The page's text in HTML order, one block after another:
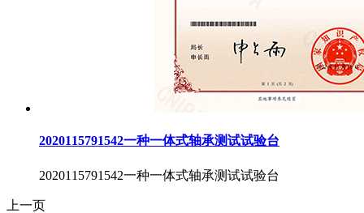
2020115791542一种一体式轴承测试试验台
2020115791542一种一体式轴承测试试验台
上一页